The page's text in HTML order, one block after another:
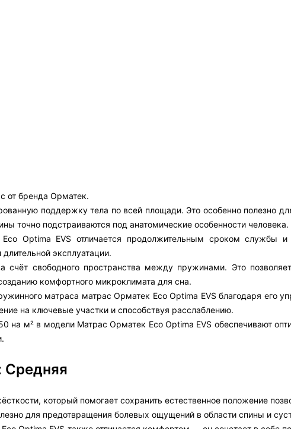
от бренда Орматек.
поддержку тела по всей площади. Это особенно полезно
точно подстраиваются под анатомические особенности человека.
Optima EVS отличается продолжительным сроком службы
эксплуатации.
счёт свободного пространства между пружинами. Это
комфортного микроклимата для сна.
матраса матрас Орматек Eco Optima EVS благодаря его
на ключевые участки и способствуя расслаблению.
на м² в модели Матрас Орматек Eco Optima EVS обеспечивают
Средняя
который помогает сохранить естественное положение
для предотвращения болевых ощущений в области спины и